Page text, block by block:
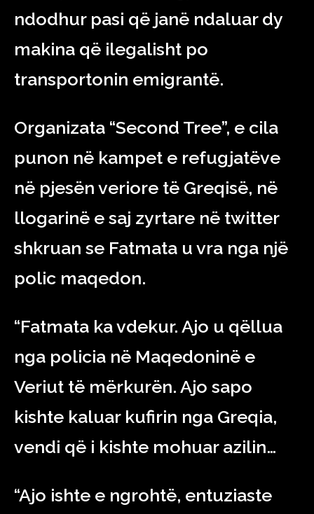
ndodhur pasi që janë ndaluar dy
makina që ilegalisht po
transportonin emigrantë.
Organizata “Second Tree”, e cila
punon në kampet e refugjatëve
në pjesën veriore të Greqisë, në
llogarinë e saj zyrtare në twitter
shkruan se Fatmata u vra nga një
polic maqedon.
“Fatmata ka vdekur. Ajo u qëllua
nga policia në Maqedoninë e
Veriut të mërkurën. Ajo sapo
kishte kaluar kufirin nga Greqia,
vendi që i kishte mohuar azilin…
“Ajo ishte e ngrohtë, entuziaste